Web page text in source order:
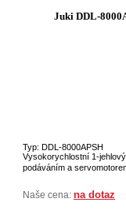
Juki DDL-
Typ: DDL-8000APSH
Vysokorychlostní 1-
podáváním a
Naše cena: na dotaz